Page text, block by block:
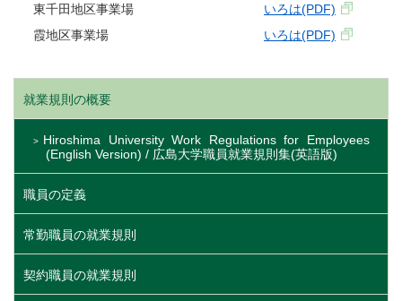
東千田地区事業場
いろは(PDF)
霞地区事業場
いろは(PDF)
就業規則の概要
Hiroshima University Work Regulations for Employees
(English Version) / 広島大学職員就業規則集(英語版)
職員の定義
常勤職員の就業規則
契約職員の就業規則